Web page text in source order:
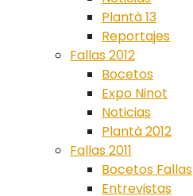
Plantà 13
Reportajes
Fallas 2012
Bocetos
Expo Ninot
Noticias
Plantà 2012
Fallas 2011
Bocetos Fallas
Entrevistas